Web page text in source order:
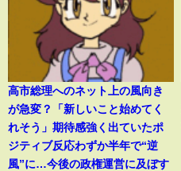
高市総理へのネット上の風向き
が急変？「新しいこと始めてく
れそう」期待感強く出ていたポ
ジティブ反応わずか半年で“逆
風”に…今後の政権運営に及ぼす